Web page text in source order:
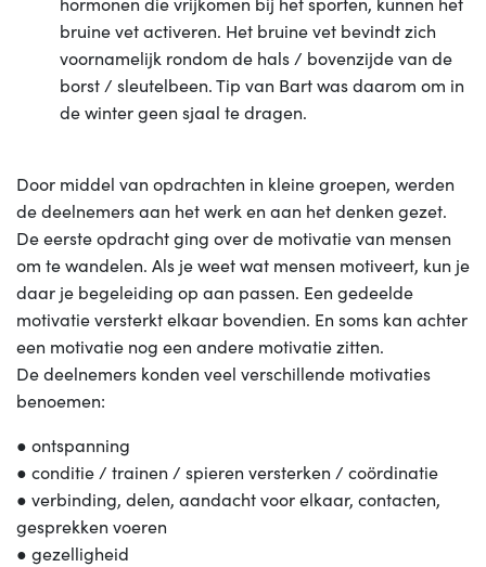
bruine vet activeren. Het bruine vet bevindt zich
voornamelijk rondom de hals / bovenzijde van de
borst / sleutelbeen. Tip van Bart was daarom om in
de winter geen sjaal te dragen.
Door middel van opdrachten in kleine groepen, werden
de deelnemers aan het werk en aan het denken gezet.
De eerste opdracht ging over de motivatie van mensen
om te wandelen. Als je weet wat mensen motiveert, kun je
daar je begeleiding op aan passen. Een gedeelde
motivatie versterkt elkaar bovendien. En soms kan achter
een motivatie nog een andere motivatie zitten.
De deelnemers konden veel verschillende motivaties
benoemen:
● ontspanning
● conditie / trainen / spieren versterken / coördinatie
● verbinding, delen, aandacht voor elkaar, contacten,
gesprekken voeren
● gezelligheid